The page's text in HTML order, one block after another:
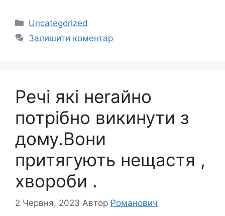
Категорії
Uncategorized
Залишити коментар
Речі які неrайно
потрібно викинути з
дому.Вони
притягують нещастя ,
хвороби .
2 Червня, 2023 Автор Романович